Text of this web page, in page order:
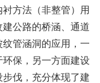
方法（非整管）用
公路的桥涵、通道
管涵洞的应用，一
保，另一方面建设
伐，充分体现了建